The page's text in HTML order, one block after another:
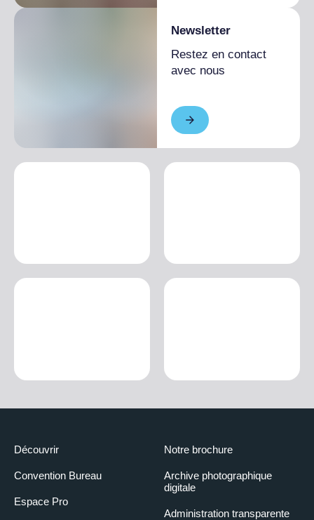
Newsletter
Restez en contact
avec nous
Découvrir
Convention Bureau
Espace Pro
Notre brochure
Archive photographique
digitale
Administration transparente